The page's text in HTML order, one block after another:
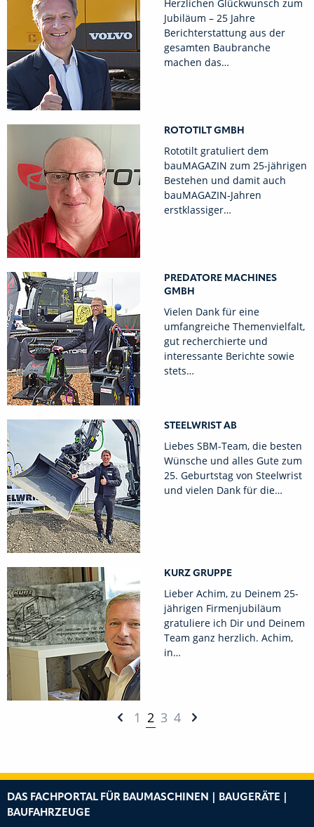
Herzlichen Glückwunsch zum
Jubiläum – 25 Jahre
Berichterstattung aus der
gesamten Baubranche
machen das…
ROTOTILT GMBH
Rototilt gratuliert dem
bauMAGAZIN zum 25-jährigen
Bestehen und damit auch
bauMAGAZIN-Jahren
erstklassiger…
PREDATORE MACHINES
GMBH
Vielen Dank für eine
umfangreiche Themenvielfalt,
gut recherchierte und
interessante Berichte sowie
stets…
STEELWRIST AB
Liebes SBM-Team, die besten
Wünsche und alles Gute zum
25. Geburtstag von Steelwrist
und vielen Dank für die…
KURZ GRUPPE
Lieber Achim, zu Deinem 25-
jährigen Firmenjubiläum
gratuliere ich Dir und Deinem
Team ganz herzlich. Achim,
in…
1 2 3 4
DAS FACHPORTAL FÜR BAUMASCHINEN | BAUGERÄTE |
BAUFAHRZEUGE